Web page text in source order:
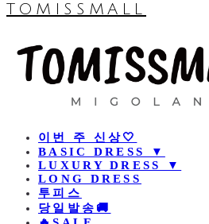
TOMISSMALL
이번 주 신상🤍
BASIC DRESS ▼
LUXURY DRESS ▼
LONG DRESS
투피스
당일발송🚚